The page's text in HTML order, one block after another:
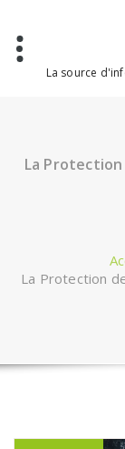
contenu
La source
La Protection
La Protection